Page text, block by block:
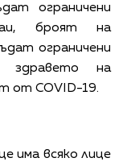
ограничени
броят на
ограничени
здравето на
от COVID-19.
има всяко лице